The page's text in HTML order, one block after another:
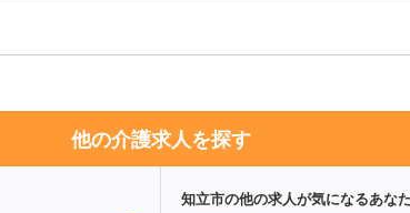
他の介護求人を探す
知立市の他の求人が気になるあな